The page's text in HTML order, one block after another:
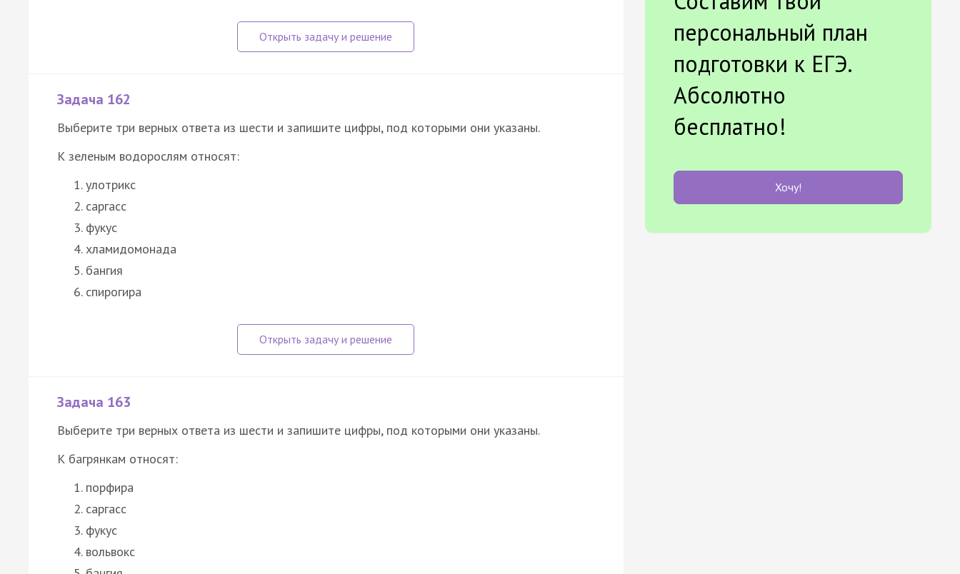
Задача 162
Выберите три верных ответа из шести и запишите цифры, под которыми они указаны.
К зеленым водорослям относят:
улотрикс
саргасс
фукус
хламидомонада
бангия
спирогира
Задача 163
Выберите три верных ответа из шести и запишите цифры, под которыми они указаны.
К багрянкам относят:
порфира
саргасс
фукус
вольвокс
персональный план
подготовки к ЕГЭ.
Абсолютно
бесплатно!
Хочу!